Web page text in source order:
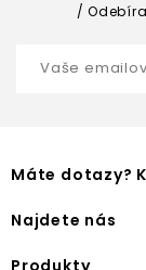
Máte dotazy?
Najdete nás
Produkty